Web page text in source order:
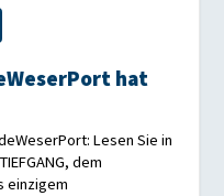
hat
Lesen Sie in
dem
einzigem